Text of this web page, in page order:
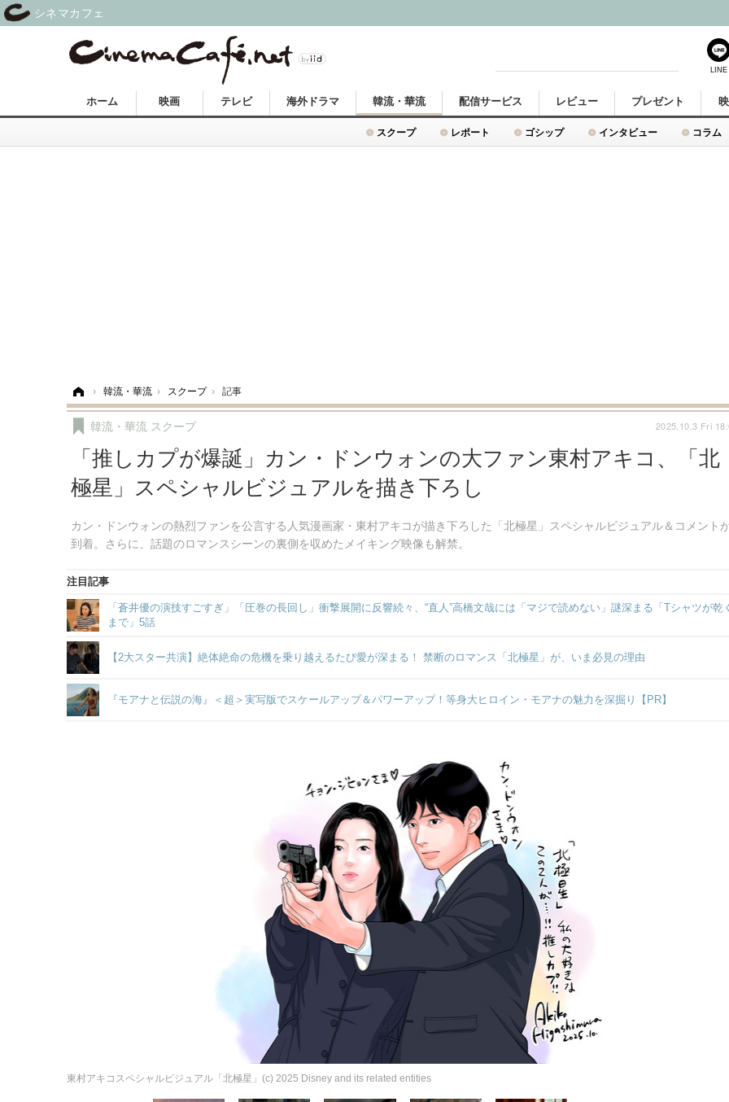
ホーム 映画 テレビ 海外ドラマ 韓流・華流
スクープ レポート ゴシップ インタビュー コラム
配信サービス レビュー プレゼント
› 韓流・華流 › スクープ › 記事
「推しカプが爆誕」カン・ドンウォンの大ファン東村アキコ、「北
極星」スペシャルビジュアルを描き下ろし
カン・ドンウォンの熱烈ファンを公言する人気漫画家・東村アキコが描き下ろした「北極星」スペシャルビジュアル＆コメント
到着。さらに、話題のロマンスシーンの裏側を収めたメイキング映像も解禁。
韓流・華流 スクープ 2025.10.3 Fri
注目記事
「蒼井優の演技すごすぎ」「圧巻の長回し」衝撃展開に反響続々、“直人”高橋文哉には「マジで読めない」謎深まる「Tシャツが乾
まで」5話
【2大スター共演】絶体絶命の危機を乗り越えるたび愛が深まる！ 禁断のロマンス「北極星」が、いま必見の理由
『モアナと伝説の海』＜超＞実写版でスケールアップ＆パワーアップ！等身大ヒロイン・モアナの魅力を深掘り【PR】
東村アキコスペシャルビジュアル「北極星」(c) 2025 Disney and its related entities
LINE
シネマカフェ